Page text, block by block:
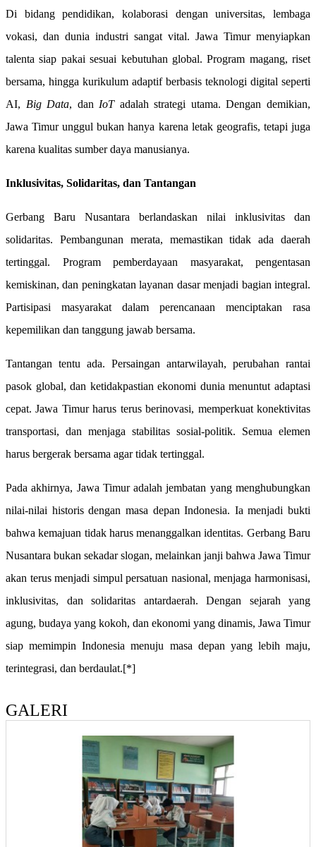
Di bidang pendidikan, kolaborasi dengan universitas, lembaga
vokasi, dan dunia industri sangat vital. Jawa Timur menyiapkan
talenta siap pakai sesuai kebutuhan global. Program magang, riset
bersama, hingga kurikulum adaptif berbasis teknologi digital seperti
AI, Big Data, dan IoTadalah strategi utama. Dengan demikian,
Jawa Timur unggul bukan hanya karena letak geografis, tetapi juga
karena kualitas sumber daya manusianya.
Inklusivitas, Solidaritas, dan Tantangan
Gerbang Baru Nusantara berlandaskan nilai inklusivitas dan
solidaritas. Pembangunan merata, memastikan tidak ada daerah
tertinggal. Program pemberdayaan masyarakat, pengentasan
kemiskinan, dan peningkatan layanan dasar menjadi bagian integral.
Partisipasi masyarakat dalam perencanaan menciptakan rasa
kepemilikan dan tanggung jawab bersama.
Tantangan tentu ada. Persaingan antarwilayah, perubahan rantai
pasok global, dan ketidakpastian ekonomi dunia menuntut adaptasi
cepat. Jawa Timur harus terus berinovasi, memperkuat konektivitas
transportasi, dan menjaga stabilitas sosial-politik. Semua elemen
harus bergerak bersama agar tidak tertinggal.
Pada akhirnya, Jawa Timur adalah jembatan yang menghubungkan
nilai-nilai historis dengan masa depan Indonesia. Ia menjadi bukti
bahwa kemajuan tidak harus menanggalkan identitas. Gerbang Baru
Nusantara bukan sekadar slogan, melainkan janji bahwa Jawa Timur
akan terus menjadi simpul persatuan nasional, menjaga harmonisasi,
inklusivitas, dan solidaritas antardaerah. Dengan sejarah yang
agung, budaya yang kokoh, dan ekonomi yang dinamis, Jawa Timur
siap memimpin Indonesia menuju masa depan yang lebih maju,
terintegrasi, dan berdaulat.[*]
GALERI